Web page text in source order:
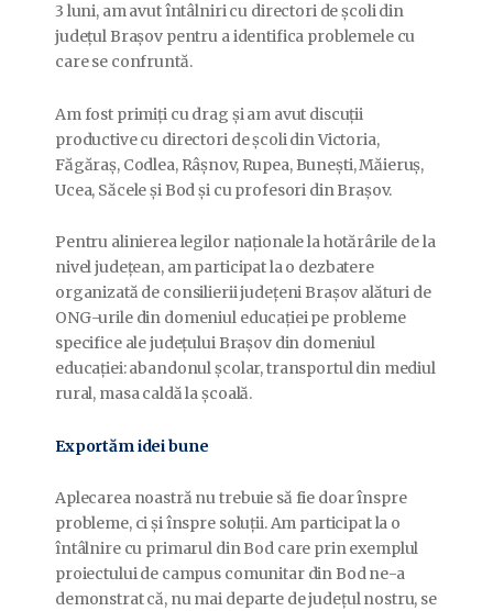
3 luni, am avut întâlniri cu directori de școli din
județul Brașov pentru a identifica problemele cu
care se confruntă.
Am fost primiți cu drag și am avut discuții
productive cu directori de școli din Victoria,
Făgăraș, Codlea, Râșnov, Rupea, Bunești, Măieruș,
Ucea, Săcele și Bod și cu profesori dinBrașov.
Pentru alinierea legilor naționale la hotărârile de la
nivel județean, am participat la o dezbatere
organizată de consilierii județeni Brașov alături de
ONG-urile din domeniul educației pe probleme
specifice ale județului Brașov din domeniul
educației: abandonul școlar, transportul din mediul
rural, masa caldă la școală.
Exportăm idei bune
Aplecarea noastră nu trebuie să fie doar înspre
probleme, ci și înspre soluții. Am participat la o
întâlnire cu primarul din Bod care prin exemplul
proiectului de campus comunitar din Bod ne-a
demonstrat că, nu mai departe de județul nostru, se